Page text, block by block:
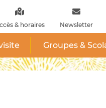
& horaires Newsletter
Groupes &